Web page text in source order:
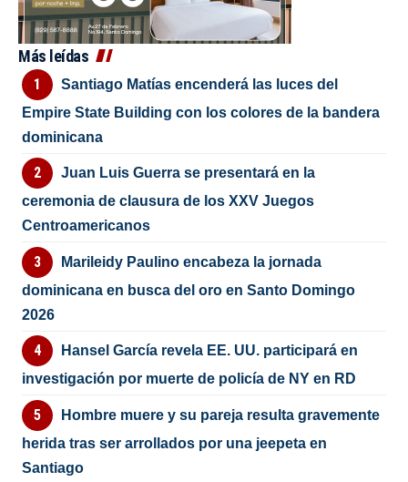
Más leídas
Santiago Matías encenderá las luces del
Empire State Building con los colores de la bandera
dominicana
Juan Luis Guerra se presentará en la
ceremonia de clausura de los XXV Juegos
Centroamericanos
Marileidy Paulino encabeza la jornada
dominicana en busca del oro en Santo Domingo
2026
Hansel García revela EE. UU. participará en
investigación por muerte de policía de NY en RD
Hombre muere y su pareja resulta gravemente
herida tras ser arrollados por una jeepeta en
Santiago